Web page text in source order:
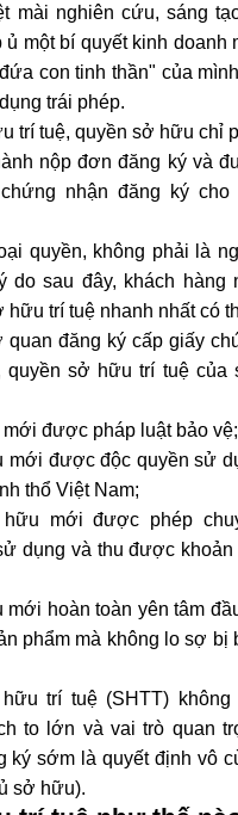
mài nghiên cứu, sáng
ủ một bí quyết kinh doanh
con tinh thần" của
trái phép.
trí tuệ, quyền sở hữu chỉ
nộp đơn đăng ký và
nhận đăng ký cho
quyền, không phải là
sau đây, khách hàng
trí tuệ nhanh nhất có
đăng ký cấp giấy
quyền sở hữu trí tuệ của
được pháp luật bảo vệ;
mới được độc quyền sử
thổ Việt Nam;
mới được phép
dụng và thu được khoản
hoàn toàn yên tâm
phẩm mà không lo sợ bị
trí tuệ (SHTT) không
to lớn và vai trò quan
ký sớm là quyết định vô
sở hữu).